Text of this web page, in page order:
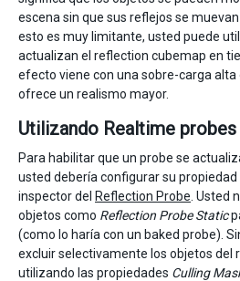
escena sin que sus reflejos se
esto es muy limitante, usted puede
actualizan el reflection cubemap en
efecto viene con una sobre-carga
ofrece un realismo mayor.
Utilizando Realtime probes
Para habilitar que un probe se
usted debería configurar su propiedad
inspector del Reflection Probe . Usted
objetos como Reflection Probe Static
(como lo haría con un baked probe).
excluir selectivamente los objetos del
utilizando las propiedades Culling